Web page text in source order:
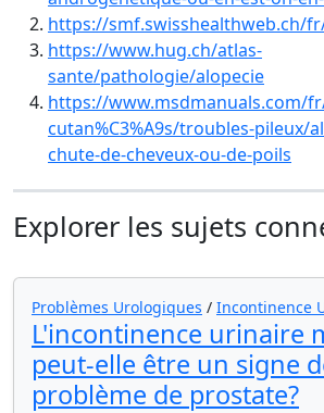
https://smf.swisshealthweb.ch/
https://www.hug.ch/atlas-
sante/pathologie/alopecie
https://www.msdmanuals.com/
cutan%C3%A9s/troubles-pileux/
chute-de-cheveux-ou-de-poils
Explorer les sujets
Problèmes Urologiques / Incontinence
L'incontinence urinaire
peut-elle être un signe
problème de prostate?